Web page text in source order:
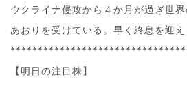
ウクライナ侵攻から４か月が過ぎ世
あおりを受けている。早く終息を迎え
【明日の注目株】